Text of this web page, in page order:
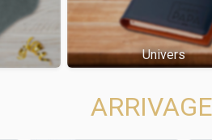
Univers